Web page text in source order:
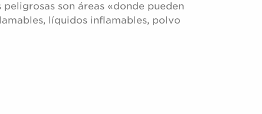
son áreas «donde pueden
líquidos inflamables, polvo